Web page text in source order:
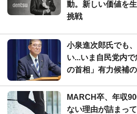
動。新しい価値を
挑戦
小泉進次郎氏でも
い...いま自民党内
の首相」有力候補
MARCH卒、年収
ない理由が詰まっ